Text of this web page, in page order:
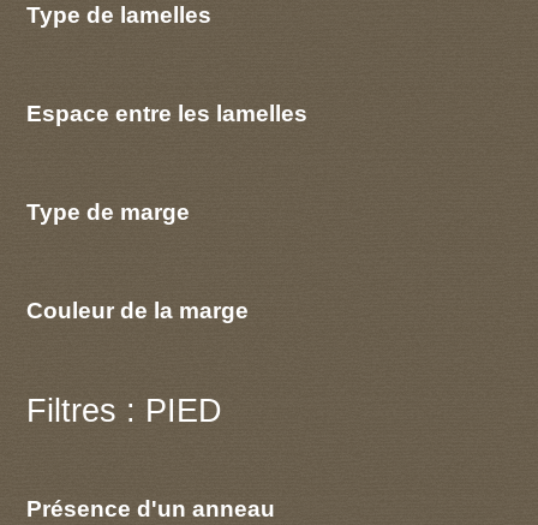
Type de lamelles
Espace entre les lamelles
Type de marge
Couleur de la marge
Filtres : PIED
Présence d'un anneau